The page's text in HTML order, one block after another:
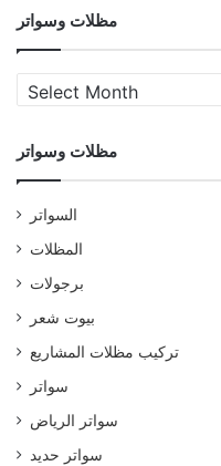
مظلات وسواتر
مظلات
وسواتر
مظلات وسواتر
السواتر
المظلات
برجولات
بيوت شعر
تركيب مظلات المشاريع
سواتر
سواتر الرياض
سواتر حديد